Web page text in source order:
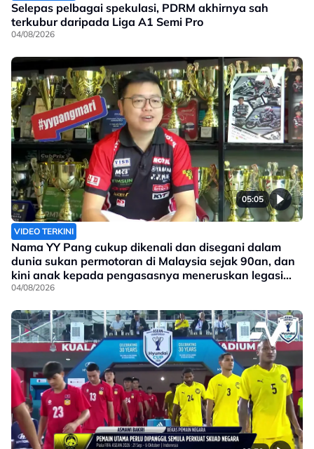
Selepas pelbagai spekulasi, PDRM akhirnya sah
terkubur daripada Liga A1 Semi Pro
04/08/2026
05:05
VIDEO TERKINI
Nama YY Pang cukup dikenali dan disegani dalam
dunia sukan permotoran di Malaysia sejak 90an, dan
kini anak kepada pengasasnya meneruskan legasi
yang telah ditinggalkan
04/08/2026